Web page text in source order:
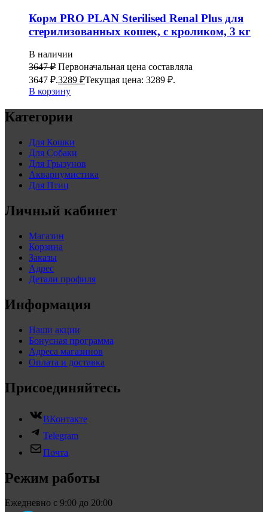
Корм PRO PLAN Sterilised Renal Plus для
стерилизованных кошек, с кроликом, 3 кг
В наличии
3647₽ Первоначальная цена составляла
3647 ₽.3289 ₽Текущая цена: 3289 ₽.
В корзину
Категории
Для Кошки
Для Собаки
Для Грызунов
Аквариумистика
Для Птиц
Личный кабинет
Магазин
Корзина
Заказы
Адрес
Детали профиля
Информация
Наши акции
Бонусная программа
Адреса магазинов
Оплата и доставка
Присоединяйтесь
ВКонтакте
Telegram
Почта
Режим работы
Ежедневно с 9:00 до 20:00